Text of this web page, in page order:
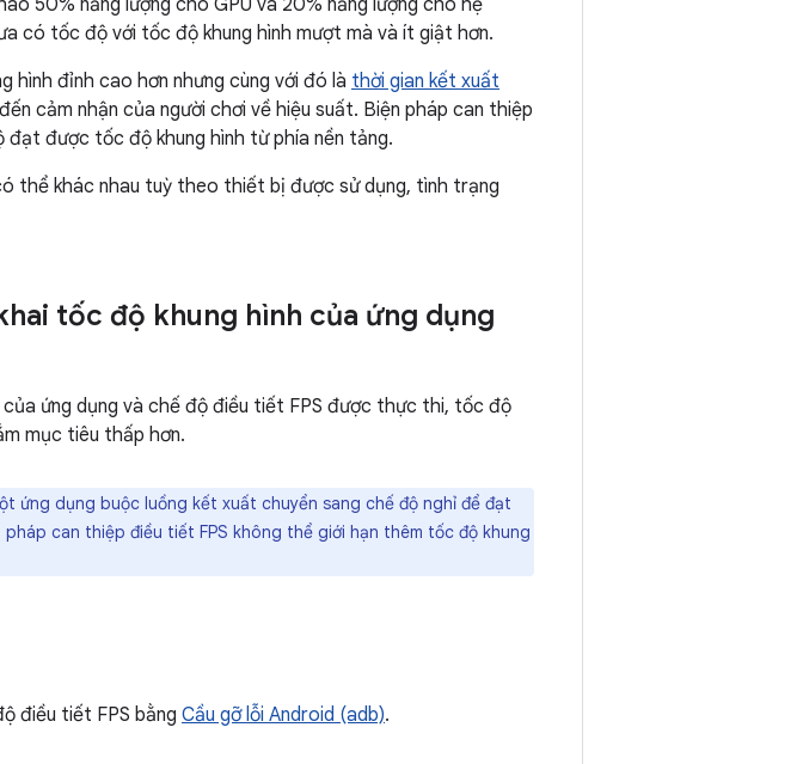
50% năng lượng cho GPU và 20% năng lượng cho hệ
có tốc độ với tốc độ khung hình mượt mà và ít giật hơn.
đỉnh cao hơn nhưng cùng với đó là thời gian kết xuất
cảm nhận của người chơi về hiệu suất. Biện pháp can thiệp
được tốc độ khung hình từ phía nền tảng.
thể khác nhau tuỳ theo thiết bị được sử dụng, tình trạng
tốc độ khung hình của ứng dụng
của ứng dụng và chế độ điều tiết FPS được thực thi, tốc độ
mục tiêu thấp hơn.
ứng dụng buộc luồng kết xuất chuyển sang chế độ nghỉ để đạt
can thiệp điều tiết FPS không thể giới hạn thêm tốc độ khung
điều tiết FPS bằng Cầu gỡ lỗi Android (adb).